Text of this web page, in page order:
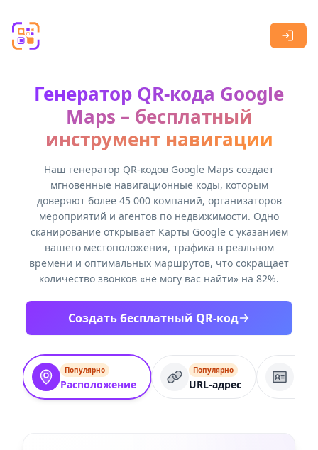
Генератор QR-кода Google
Maps – бесплатный
инструмент навигации
Наш генератор QR-кодов Google Maps создает
мгновенные навигационные коды, которым
доверяют более 45 000 компаний, организаторов
мероприятий и агентов по недвижимости. Одно
сканирование открывает Карты Google с указанием
вашего местоположения, трафика в реальном
времени и оптимальных маршрутов, что сокращает
количество звонков «не могу вас найти» на 82%.
Создать бесплатный QR-код
Популярно
Расположение
Популярно
URL-адрес